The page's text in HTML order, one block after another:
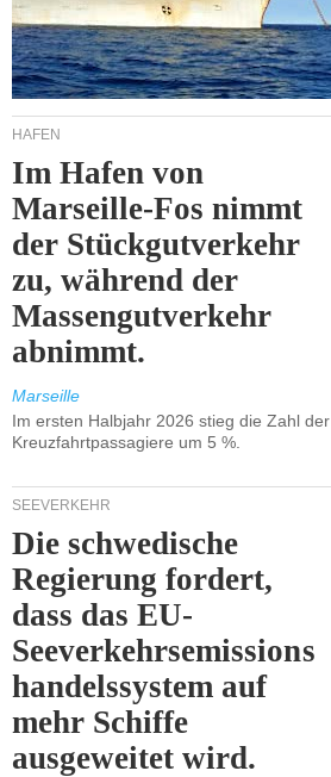
HÄFEN
Im Hafen von
Marseille-Fos nimmt
der Stückgutverkehr
zu, während der
Massengutverkehr
abnimmt.
Marseille
Im ersten Halbjahr 2026 stieg die Zahl der
Kreuzfahrtpassagiere um 5 %.
SEEVERKEHR
Die schwedische
Regierung fordert,
dass das EU-
Seeverkehrsemissions
handelssystem auf
mehr Schiffe
ausgeweitet wird.